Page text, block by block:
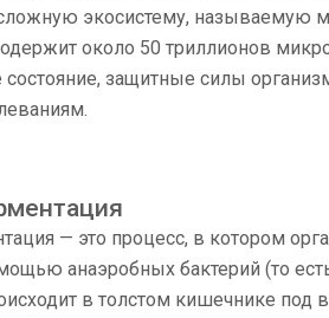
сложную экосистему,
около 50 триллионов
состояние, защитные силы
— это процесс, в котором
анаэробных бактерий (то
в толстом кишечнике